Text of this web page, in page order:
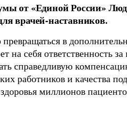
от «Единой России»
врачей-наставников.
в
на себя ответственность
справедливую
работников и качества
миллионов